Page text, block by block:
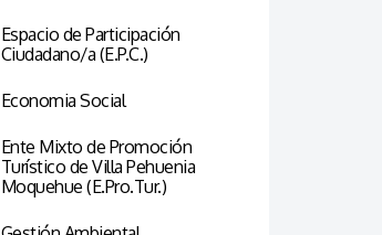
Espacio de Participación
Ciudadano/a (E.P.C.)
Economia Social
Ente Mixto de Promoción
Turístico de Villa Pehuenia
Moquehue (E.Pro.Tur.)